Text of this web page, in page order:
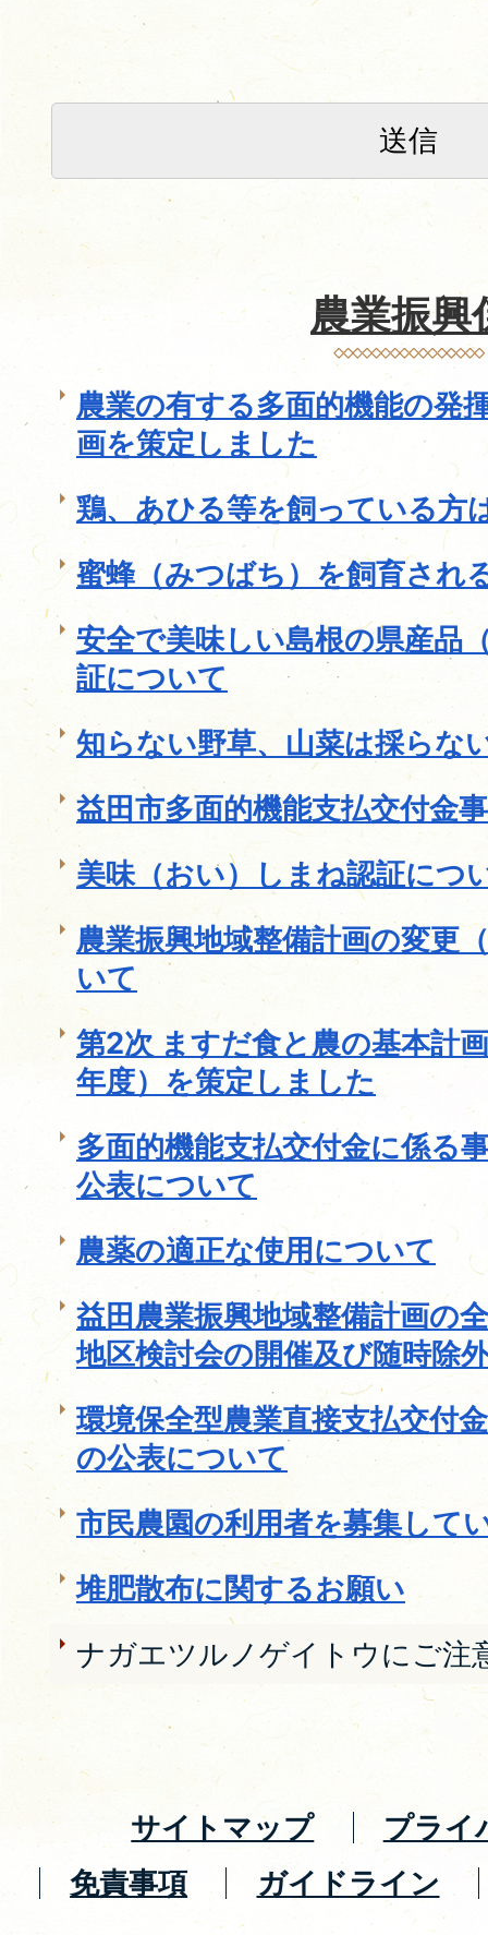
農業振興
農業の有する多面的機能の発
画を策定しました
鶏、あひる等を飼っている方
蜜蜂（みつばち）を飼育され
安全で美味しい島根の県産品
証について
知らない野草、山菜は採らな
益田市多面的機能支払交付金
美味（おい）しまね認証につ
農業振興地域整備計画の変更
いて
第2次 ますだ食と農の基本計
年度）を策定しました
多面的機能支払交付金に係る
公表について
農薬の適正な使用について
益田農業振興地域整備計画の
地区検討会の開催及び随時除
環境保全型農業直接支払交付
の公表について
市民農園の利用者を募集して
堆肥散布に関するお願い
ナガエツルノゲイトウにご注
サイトマップ
プライ
免責事項
ガイドライン